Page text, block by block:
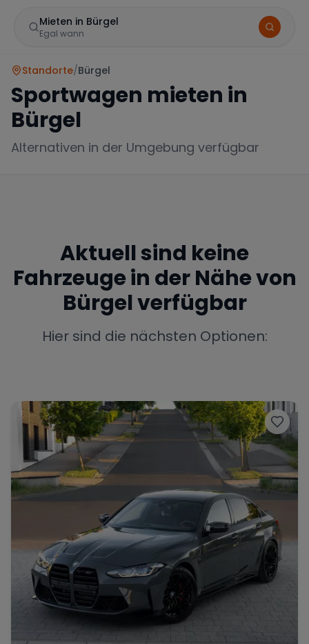
Mieten in Bürgel
Egal wann
Mercedes BMW Audi
Dodge
Bentley Rolls Royce Aston Martin
Bugatti Lotus
Standorte/Bürgel
Sportwagen mieten in
Bürgel
Alternativen in der Umgebung verfügbar
Aktuell sind keine
Fahrzeuge in der Nähe von
Bürgelverfügbar
Hier sind die nächsten Optionen: